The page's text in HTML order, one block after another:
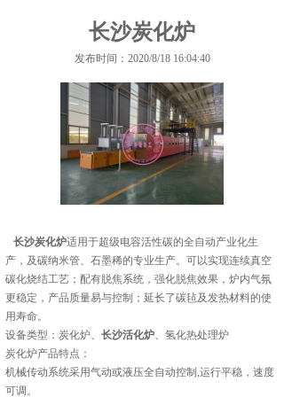
长沙炭化炉
发布时间：2020/8/18 16:04:40
长沙炭化炉适用于超级电容活性碳的全自动产业化生
产，及碳纳米管、石墨稀的专业生产。可以实现连续真空
碳化烧结工艺；配有脱焦系统，强化脱焦效果，炉内气氛
更稳定，产品质量易与控制；延长了碳毡及发热材料的使
用寿命。
设备类型：炭化炉、长沙活化炉、氢化热处理炉
炭化炉产品特点：
机械传动系统采用气动或液压全自动控制,运行平稳，速度
可调。